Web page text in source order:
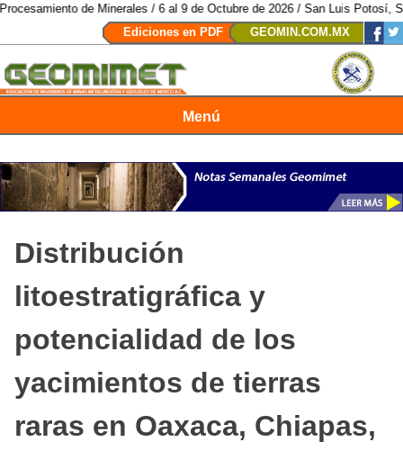
Minerales / 6 al 9 de Octubre de 2026 / San Luis Potosí, SLP // Mexico
Ediciones en PDF
GEOMIN.COM.MX
Menú
Distribución
litoestratigráfica y
potencialidad de los
yacimientos de tierras
raras en Oaxaca, Chiapas,